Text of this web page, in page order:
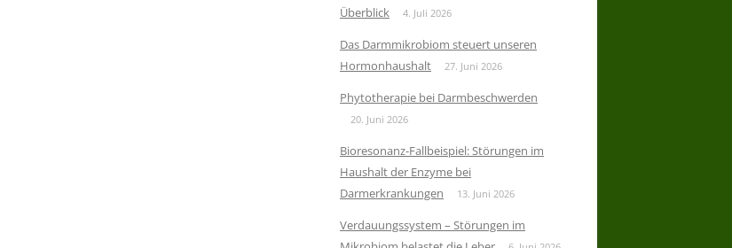
Überblick
4. Juli 2026
Das Darmmikrobiom steuert unseren
Hormonhaushalt
27. Juni 2026
Phytotherapie bei Darmbeschwerden
20. Juni 2026
Bioresonanz-Fallbeispiel: Störungen im
Haushalt der Enzyme bei
Darmerkrankungen
13. Juni 2026
Verdauungssystem – Störungen im